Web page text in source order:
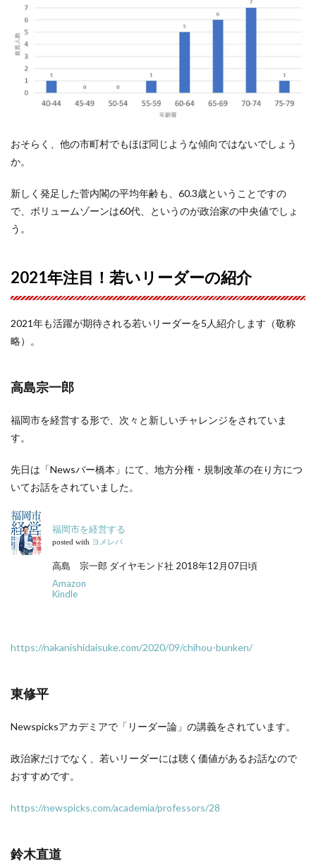
おそらく、他の市町村でもほぼ同じような傾向ではないでしょう
か。
新しく発足した菅内閣の平均年齢も、60.3歳ということですの
で、ボリュームゾーンは60代、というのが政治家の中央値でしょ
う。
2021年注目！若いリーダーの紹介
2021年も活躍が期待される若いリーダーを5人紹介します（敬称
略）。
高島宗一郎
福岡市を経営する形で、次々と新しいチャレンジをされていま
す。
先日は「Newsバー橋本」にて、地方分権・規制改革の在り方につ
いてお話をされていました。
福岡市を経営する
posted with ヨメレバ
高島 宗一郎 ダイヤモンド社 2018年12月07日頃
Amazon
Kindle
https://nakanishidaisuke.com/2020/09/chihou-bunken/
東修平
Newspicksアカデミアで「リーダー論」の講義をされています。
政治家だけでなく、若いリーダーには聴く価値があるお話なので
おすすめです。
https://newspicks.com/academia/professors/28
鈴木直道